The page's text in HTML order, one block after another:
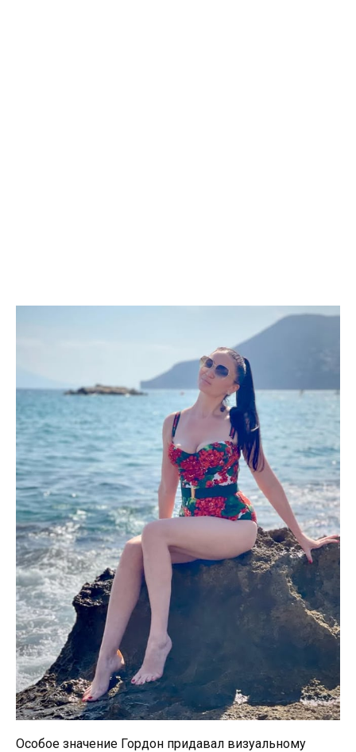
Особое значение Гордон придавал визуальному